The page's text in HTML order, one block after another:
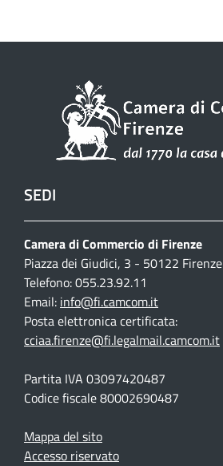
SEDI
Camera di Commercio di Firenze
Piazza dei Giudici, 3 - 50122 Firenze
Telefono: 055.23.92.11
Email: info@fi.camcom.it
Posta elettronica certificata:
cciaa.firenze@fi.legalmail.camcom.it
Partita IVA 03097420487
Codice fiscale 80002690487
Mappa del sito
Accesso riservato